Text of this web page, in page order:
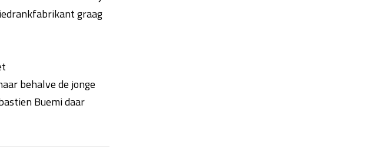
graag
behalve de jonge
Buemi daar